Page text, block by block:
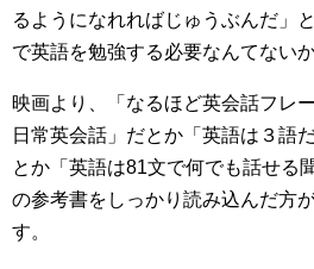
るようになれればじゅうぶんだ」
で英語を勉強する必要なんてない
映画より、「なるほど英会話フレ
日常英会話」だとか「英語は３語
とか「英語は81文で何でも話せる
の参考書をしっかり読み込んだ方
す。